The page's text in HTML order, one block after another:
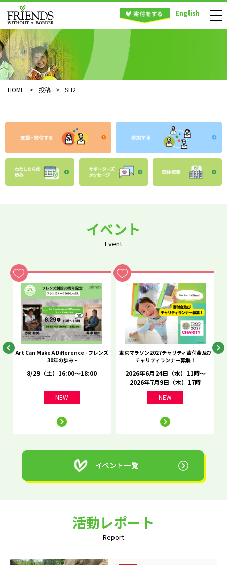
English
HOME > 投稿 > SH2
イベント
Event
Art Can Make A Difference - フレンズ
30年の歩み -
8/29（土）16:00～18:00
NEW
東京マラソン2027チャリティ寄付金及び
チャリティランナー募集！
2026年6月24日（水）11時～
2026年7月9日（木）17時
NEW
活動レポート
Report